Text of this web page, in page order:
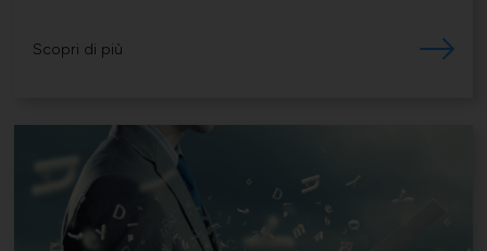
Scopri di più
Associarsi
UNIONSERVIZI